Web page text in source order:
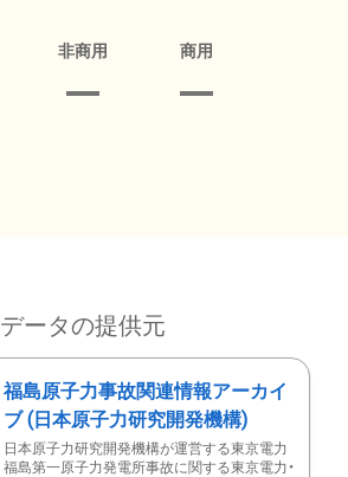
非商用 商用
データの提供元
福島原子力事故関連情報アーカイ
ブ (日本原子力研究開発機構)
日本原子力研究開発機構が運営する東京電力
福島第一原子力発電所事故に関する東京電力・